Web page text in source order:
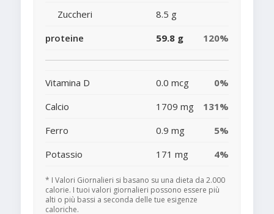
Zuccheri
8.5 g
proteine
59.8 g 120%
Vitamina D 0.0 mcg
0%
Calcio
1709 mg
131%
Ferro
0.9 mg
5%
Potassio
171 mg 4%
* I Valori Giornalieri si basano su una dieta da 2.000
calorie. I tuoi valori giornalieri possono essere più
alti o più bassi a seconda delle tue esigenze
caloriche.